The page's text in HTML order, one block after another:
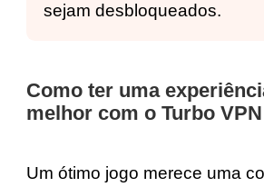
sejam desbloqueados.
Como ter uma
melhor com o Turbo VPN
Um ótimo jogo merece uma